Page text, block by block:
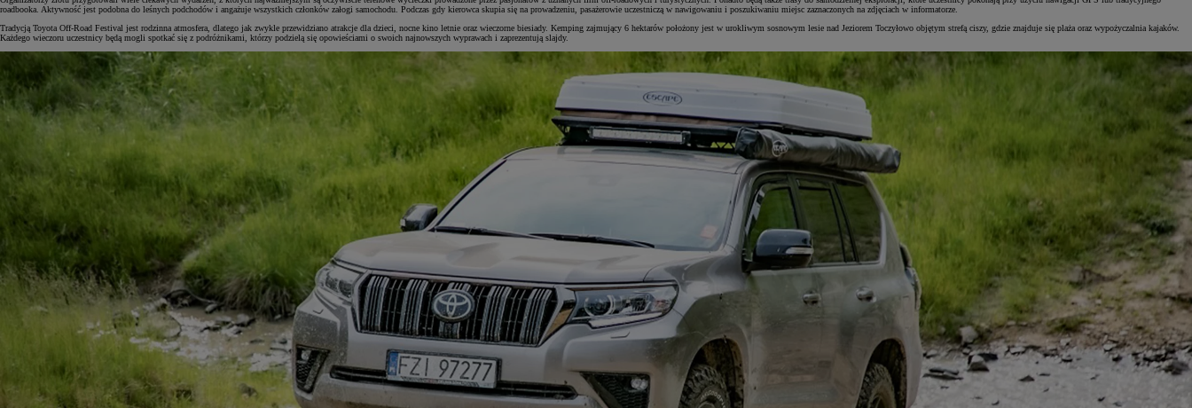
roadbooka. Aktywność jest podobna do leśnych podchodów i angażuje wszystkich członków załogi samochodu. Podczas gdy kierowca skupia się na prowadzeniu, pasażerowie uczestniczą w nawigowaniu i poszukiwaniu miejsc zaznaczonych na zdjęciach w informatorze.
Tradycją Toyota Off-Road Festival jest rodzinna atmosfera, dlatego jak zwykle przewidziano atrakcje dla dzieci, nocne kino letnie oraz wieczorne biesiady. Kemping zajmujący 6 hektarów położony jest w urokliwym sosnowym lesie nad Jeziorem Toczyłowo objętym strefą ciszy, gdzie znajduje się plaża oraz wypożyczalnia kajaków.
Każdego wieczoru uczestnicy będą mogli spotkać się z podróżnikami, którzy podzielą się opowieściami o swoich najnowszych wyprawach i zaprezentują slajdy.